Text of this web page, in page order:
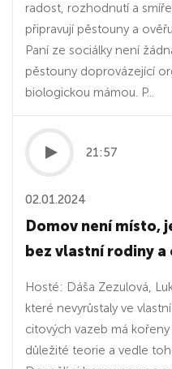
radost, rozhodnutí a
připravují pěstouny a
Paní ze sociálky není
pěstouny doprovázející
biologickou mámou. P...
21:57
02.01.2024
Domov není místo,
bez vlastní rodiny
Hosté: Dáša Zezulová,
které nevyrůstaly ve
citových vazeb má
důležité teorie a vedle